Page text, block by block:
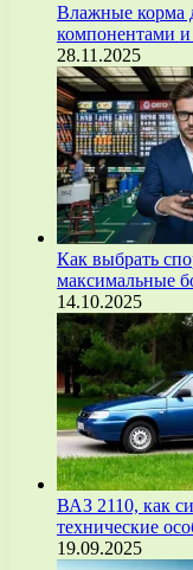
Влажные корма
компонентами
28.11.2025
Как выбрать
максимальные
14.10.2025
ВАЗ 2110, как
технические
19.09.2025